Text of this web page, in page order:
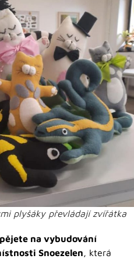
plyšáky převládají zvířátka
na vybudování
Snoezelen, která